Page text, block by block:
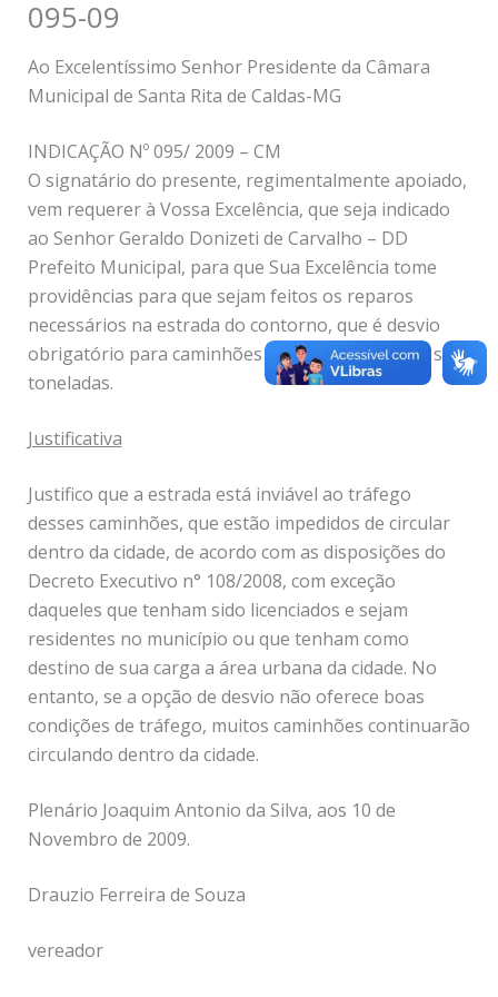
095-09
Ao Excelentíssimo Senhor Presidente da Câmara
Municipal de Santa Rita de Caldas-MG
INDICAÇÃO Nº 095/ 2009 – CM
O signatário do presente, regimentalmente apoiado,
vem requerer à Vossa Excelência, que seja indicado
ao Senhor Geraldo Donizeti de Carvalho – DD
Prefeito Municipal, para que Sua Excelência tome
providências para que sejam feitos os reparos
necessários na estrada do contorno, que é desvio
obrigatório para caminhões com carga acima de sete
toneladas.
Justificativa
Justifico que a estrada está inviável ao tráfego
desses caminhões, que estão impedidos de circular
dentro da cidade, de acordo com as disposições do
Decreto Executivo n° 108/2008, com exceção
daqueles que tenham sido licenciados e sejam
residentes no município ou que tenham como
destino de sua carga a área urbana da cidade. No
entanto, se a opção de desvio não oferece boas
condições de tráfego, muitos caminhões continuarão
circulando dentro da cidade.
Plenário Joaquim Antonio da Silva, aos 10 de
Novembro de 2009.
Drauzio Ferreira de Souza
vereador